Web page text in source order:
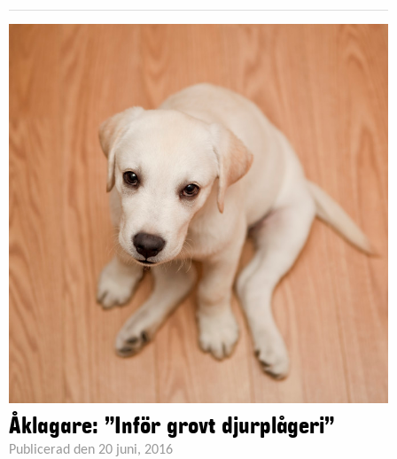
Åklagare: ”Inför grovt djurplågeri”
Publicerad den 20 juni, 2016